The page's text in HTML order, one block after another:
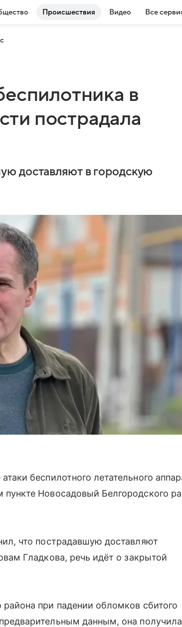
Происшествия Видео Все
в
пострадала
доставляют в городскую
беспилотного летательного
Новосадовый Белгородского
что пострадавшую доставляют
Гладкова, речь идёт о закрытой
при падении обломков сбитого
данным, она получила